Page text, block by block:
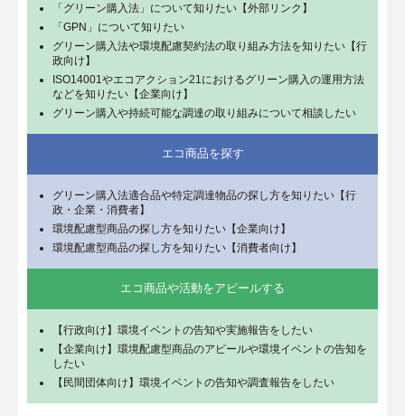
「グリーン購入法」について知りたい【外部リンク】
「GPN」について知りたい
グリーン購入法や環境配慮契約法の取り組み方法を知りたい【行
政向け】
ISO14001やエコアクション21におけるグリーン購入の運用方法
などを知りたい【企業向け】
グリーン購入や持続可能な調達の取り組みについて相談したい
エコ商品を探す
グリーン購入法適合品や特定調達物品の探し方を知りたい【行
政・企業・消費者】
環境配慮型商品の探し方を知りたい【企業向け】
環境配慮型商品の探し方を知りたい【消費者向け】
エコ商品や活動をアピールする
【行政向け】環境イベントの告知や実施報告をしたい
【企業向け】環境配慮型商品のアピールや環境イベントの告知を
したい
【民間団体向け】環境イベントの告知や調査報告をしたい